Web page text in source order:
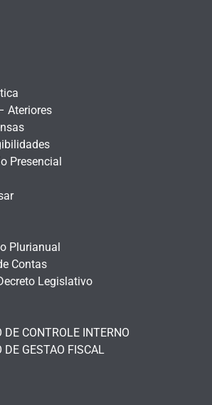
Ateriores
Presencial
Plurianual
Contas
Legislativo
DE CONTROLE INTERNO
DE GESTAO FISCAL